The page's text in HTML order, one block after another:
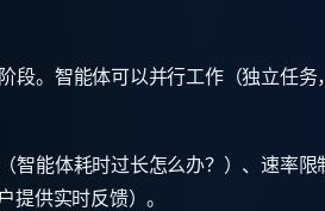
段。智能体可以并行工作（独立任
智能体耗时过长怎么办？）、速率
供实时反馈）。